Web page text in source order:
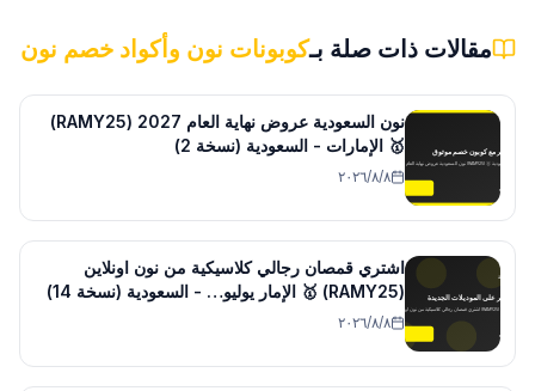
مقالات ذات صلة بـكوبونات نون وأكواد خصم نون
نون السعودية عروض نهاية العام 2027 (RAMY25)
🥇 الإمارات - السعودية (نسخة 2)
٨‏/٨‏/٢٠٢٦
اشتري قمصان رجالي كلاسيكية من نون اونلاين
(RAMY25) 🥇 الإمار يوليو… - السعودية (نسخة 14)
٨‏/٨‏/٢٠٢٦